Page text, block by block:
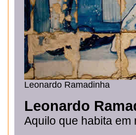
Leonardo Ramadinha
Leonardo
Aquilo que habita em